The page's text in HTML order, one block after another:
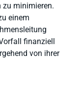
zu minimieren.
einem
finanziell
von ihrer